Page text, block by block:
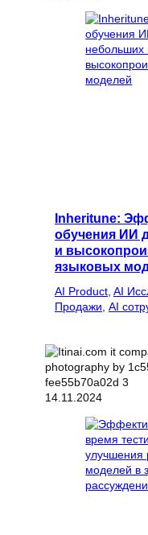
Inheritune:
обучения ИИ
и
языковых
AI Product AI
Продажи AI
14.11.2024